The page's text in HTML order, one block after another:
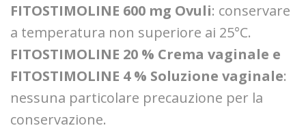
FITOSTIMOLINE 600 mg Ovuli: conservare
a temperatura non superiore ai 25°C.
FITOSTIMOLINE 20 % Crema vaginale e
FITOSTIMOLINE 4 % Soluzione vaginale:
nessuna particolare precauzione per la
conservazione.